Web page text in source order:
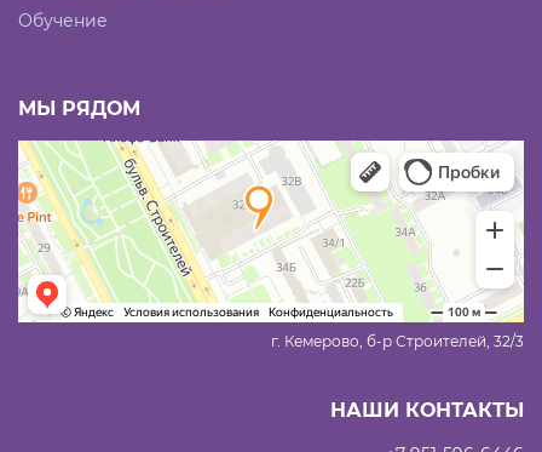
Обучение
МЫ РЯДОМ
г. Кемерово, б-р Строителей, 32/3
НАШИ КОНТАКТЫ